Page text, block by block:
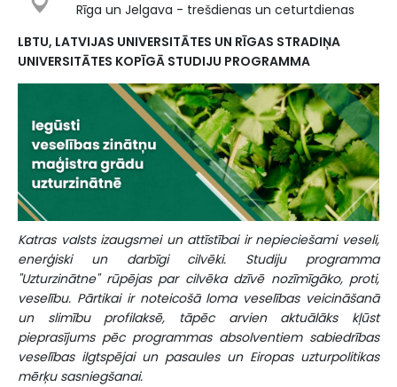
Rīga un Jelgava - trešdienas un ceturtdienas
LBTU, LATVIJAS UNIVERSITĀTES UN RĪGAS STRADIŅA
UNIVERSITĀTES KOPĪGĀ STUDIJU PROGRAMMA
Katras valsts izaugsmei un attīstībai ir nepieciešami veseli,
enerģiski un darbīgi cilvēki. Studiju programma
"Uzturzinātne" rūpējas par cilvēka dzīvē nozīmīgāko, proti,
veselību. Pārtikai ir noteicošā loma veselības veicināšanā
un slimību profilaksē, tāpēc arvien aktuālāks kļūst
pieprasījums pēc programmas absolventiem sabiedrības
veselības ilgtspējai un pasaules un Eiropas uzturpolitikas
mērķu sasniegšanai.